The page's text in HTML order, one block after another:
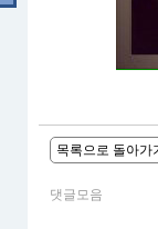
목록으로 돌아가
댓글모음